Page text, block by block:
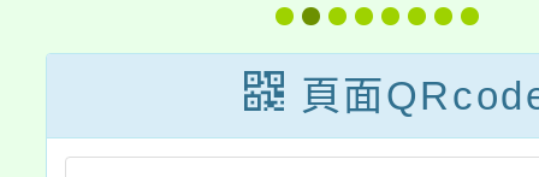
甄選結果(尚有缺
聘他
定及
頁面